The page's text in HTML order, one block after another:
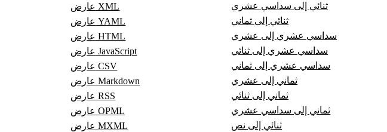
عارض XML
عارض YAML
عارض HTML
عارض JavaScript
عارض CSV
عارض Markdown
عارض RSS
عارض OPML
عارض MXML
ثنائي إلى سداسي عشري
ثنائي إلى ثماني
سداسي عشري إلى عشري
سداسي عشري إلى ثنائي
سداسي عشري إلى ثماني
ثماني إلى عشري
ثماني إلى ثنائي
ثماني إلى سداسي عشري
ثنائي إلى نص